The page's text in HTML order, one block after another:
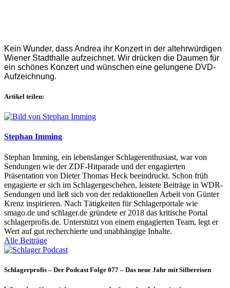
Kein Wunder, dass Andrea ihr Konzert in der altehrwürdigen
Wiener Stadthalle aufzeichnet. Wir drücken die Daumen für
ein schönes Konzert und wünschen eine gelungene DVD-
Aufzeichnung.
Artikel teilen:
Stephan Imming
Stephan Imming, ein lebenslanger Schlagerenthusiast, war von
Sendungen wie der ZDF-Hitparade und der engagierten
Präsentation von Dieter Thomas Heck beeindruckt. Schon früh
engagierte er sich im Schlagergeschehen, leistete Beiträge in WDR-
Sendungen und ließ sich von der redaktionellen Arbeit von Günter
Krenz inspirieren. Nach Tätigkeiten für Schlagerportale wie
smago.de und schlager.de gründete er 2018 das kritische Portal
schlagerprofis.de. Unterstützt von einem engagierten Team, legt er
Wert auf gut recherchierte und unabhängige Inhalte.
Alle Beiträge
Schlagerprofis – Der Podcast Folge 077 – Das neue Jahr mit Silbereisen